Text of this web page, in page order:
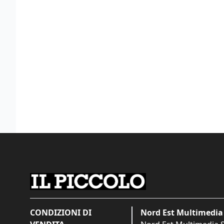
CONDIZIONI DI
Nord Est Multimedia